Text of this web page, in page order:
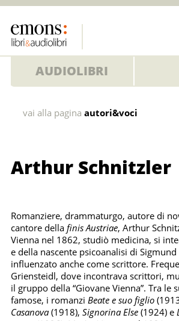
AUDIOLIBRI
Arthur
vai alla pagina autori&voci
Arthur Schnitzler
Romanziere, drammaturgo, autore di
cantore dellafinis Austriae, Arthur
Vienna nel 1862, studiò medicina, si
e della nascente psicoanalisi di
influenzato anche come scrittore.
Griensteidl, dove incontrava scrittori,
il gruppo della “Giovane Vienna”. Tra le
famose, i romanzi Beate e suo figlio
Casanova(1918), Signorina Else(1924) e